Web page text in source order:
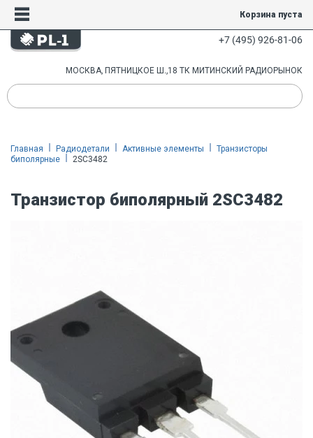
Корзина пуста
+7 (495) 926-81-06
МОСКВА, ПЯТНИЦКОЕ Ш.,18 ТК МИТИНСКИЙ РАДИОРЫНОК
Главная Радиодетали Активные элементы
Транзисторы
биполярные
2SC3482
Транзистор биполярный 2SC3482